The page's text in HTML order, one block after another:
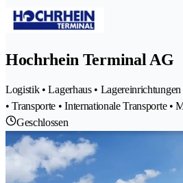
Hochrhein Terminal AG
Logistik • Lagerhaus •
• Transporte • Internationale Transporte •
Geschlossen